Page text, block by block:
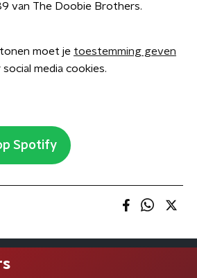
van The Doobie Brothers.
moet je toestemming geven
media cookies.
Spotify